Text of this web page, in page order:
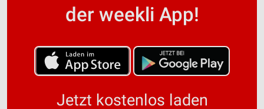
der weekli App!
Jetzt kostenlos laden